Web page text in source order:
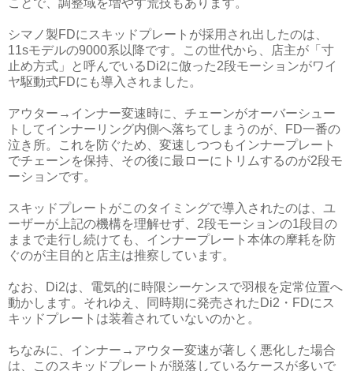
ことで、調整域を増やす荒技もあります。
シマノ製FDにスキッドプレートが採用され出したのは、
11sモデルの9000系以降です。この世代から、店主が「寸
止め方式」と呼んでいるDi2に倣った2段モーションがワイ
ヤ駆動式FDにも導入されました。
アウター→インナー変速時に、チェーンがオーバーシュー
トしてインナーリング内側へ落ちてしまうのが、FD一番の
泣き所。これを防ぐため、変速しつつもインナープレート
でチェーンを保持、その後に最ローにトリムするのが2段モ
ーションです。
スキッドプレートがこのタイミングで導入されたのは、ユ
ーザーが上記の機構を理解せず、2段モーションの1段目の
ままで走行し続けても、インナープレート本体の摩耗を防
ぐのが主目的と店主は推察しています。
なお、Di2は、電気的に時限シーケンスで羽根を定常位置へ
動かします。それゆえ、同時期に発売されたDi2・FDにス
キッドプレートは装着されていないのかと。
ちなみに、インナー→アウター変速が著しく悪化した場合
は、このスキッドプレートが脱落しているケースが多いで